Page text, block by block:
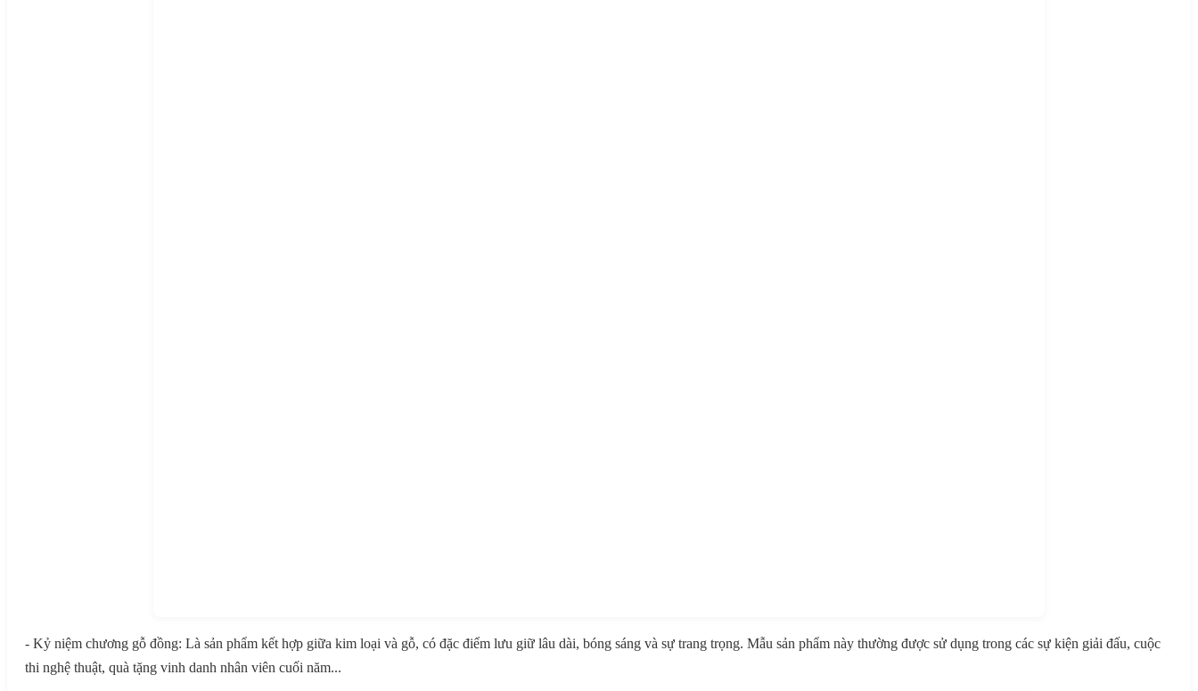
- Kỷ niệm chương gỗ đồng: Là sản phẩm kết hợp giữa kim loại và gỗ, có đặc điểm lưu giữ lâu dài, bóng sáng và sự trang trọng. Mẫu sản phẩm này thường được sử dụng trong các sự kiện giải đấu, cuộc
thi nghệ thuật, quà tặng vinh danh nhân viên cuối năm...